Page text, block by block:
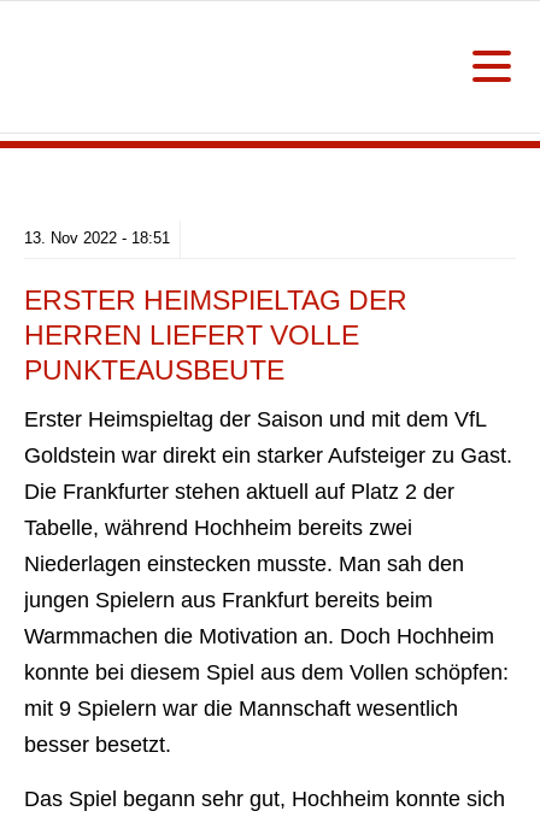
13. Nov 2022 - 18:51
ERSTER HEIMSPIELTAG DER
HERREN LIEFERT VOLLE
PUNKTEAUSBEUTE
Erster Heimspieltag der Saison und mit dem VfL
Goldstein war direkt ein starker Aufsteiger zu Gast.
Die Frankfurter stehen aktuell auf Platz 2 der
Tabelle, während Hochheim bereits zwei
Niederlagen einstecken musste. Man sah den
jungen Spielern aus Frankfurt bereits beim
Warmmachen die Motivation an. Doch Hochheim
konnte bei diesem Spiel aus dem Vollen schöpfen:
mit 9 Spielern war die Mannschaft wesentlich
besser besetzt.
Das Spiel begann sehr gut, Hochheim konnte sich